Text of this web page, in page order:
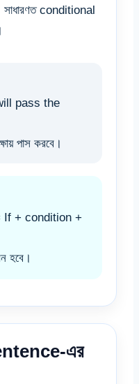
conditional
pass the
পাস করবে।
If + condition +
হবে।
এর